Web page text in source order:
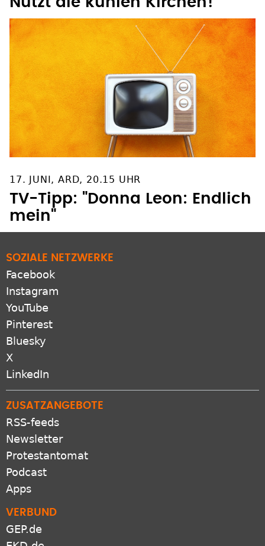
17. JUNI, ARD, 20.15 UHR
TV-Tipp: "Donna Leon: Endlich
mein"
SOZIALE NETZWERKE
Facebook
Instagram
YouTube
Pinterest
Bluesky
X
LinkedIn
ZUSATZANGEBOTE
RSS-feeds
Newsletter
Protestantomat
Podcast
Apps
VERBUND
GEP.de